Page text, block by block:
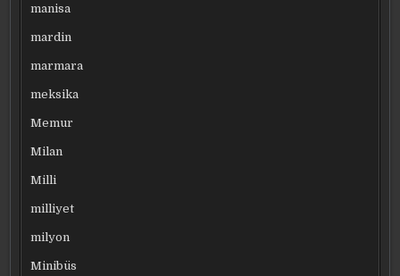
manisa
mardin
marmara
meksika
Memur
Milan
Milli
milliyet
milyon
Minibüs